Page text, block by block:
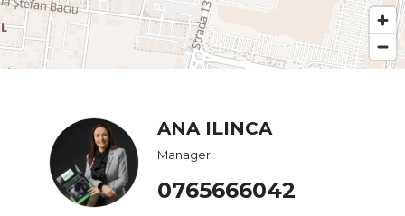
ANA ILINCA
Manager
0765666042